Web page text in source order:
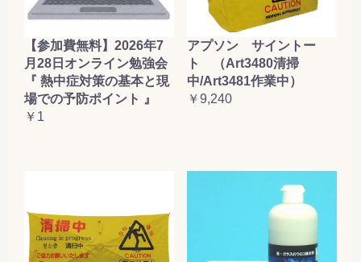
【参加費無料】2026年7
月28日オンライン勉強会
『 熱中症対策の基本と現
場での予防ポイント 』
￥1
アプソン サイントー
ト （Art3480清掃
中/Art3481作業中）
￥9,240